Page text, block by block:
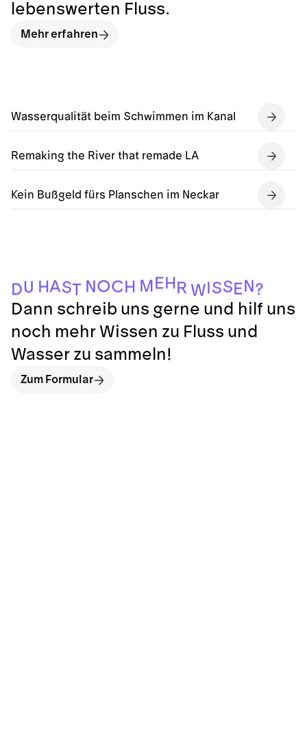
Wasserqualität beim Schwimmen im Kanal
Remaking the River that remade LA
Kein Bußgeld fürs Planschen im Neckar
lebenswerten Fluss.
Mehr erfahren
DU H AST N OC H M EHR WISSE N ?
Dann schreib uns gerne und hilf uns
noch mehr Wissen zu Fluss und
Wasser zu sammeln!
Zum Formular